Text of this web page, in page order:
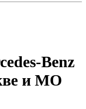
Benz
и МО